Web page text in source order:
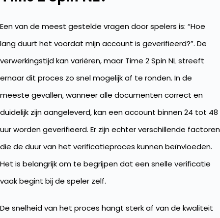
Een van de meest gestelde vragen door spelers is: “Hoe
lang duurt het voordat mijn account is geverifieerd?”. De
verwerkingstijd kan variëren, maar Time 2 Spin NL streeft
ernaar dit proces zo snel mogelijk af te ronden. In de
meeste gevallen, wanneer alle documenten correct en
duidelijk zijn aangeleverd, kan een account binnen 24 tot 48
uur worden geverifieerd. Er zijn echter verschillende factoren
die de duur van het verificatieproces kunnen beïnvloeden.
Het is belangrijk om te begrijpen dat een snelle verificatie
vaak begint bij de speler zelf.
De snelheid van het proces hangt sterk af van de kwaliteit